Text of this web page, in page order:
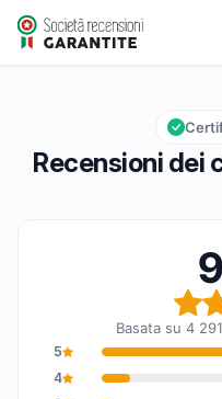
europaband
Valutazione globale: 9,3 su
9,3/10
Recensioni dei
Basata su 4
5
4